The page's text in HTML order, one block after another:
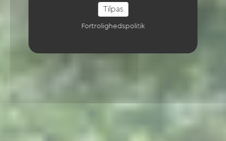
Tilpas
Fortrolighedspolitik